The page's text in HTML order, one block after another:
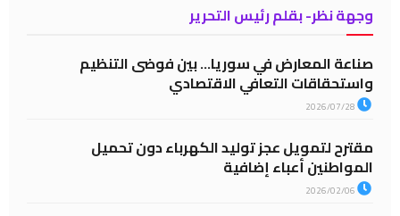
وجهة نظر- بقلم رئيس التحرير
صناعة المعارض في سوريا… بين فوضى التنظيم
واستحقاقات التعافي الاقتصادي
مقترح لتمويل عجز توليد الكهرباء دون تحميل
المواطنين أعباء إضافية